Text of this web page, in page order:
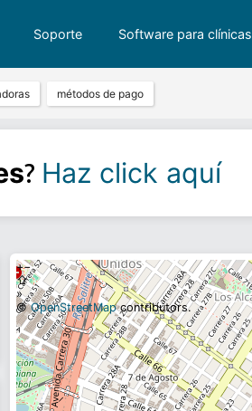
Soporte Software para clínicas
métodos de pago
? Haz click aquí
+−
⇧
»
©OpenStreetMapcontributors.